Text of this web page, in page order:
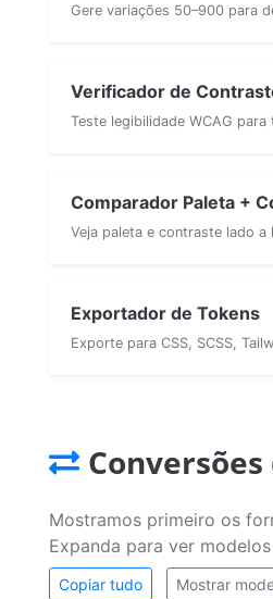
Gere variações 50–900 para
Verificador de
Teste legibilidade WCAG
Comparador Paleta +
Veja paleta e contraste lado a
Exportador de Tokens
Exporte para CSS, SCSS,
Conversões
Mostramos primeiro os
Expanda para ver
Copiar tudo Mostrar